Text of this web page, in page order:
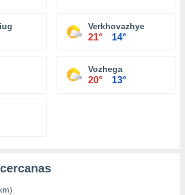
Verkhovazhye
21° 14°
Vozhega
20° 13°